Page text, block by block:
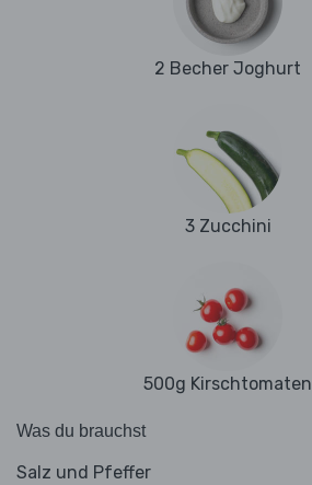
2 Becher Joghurt
3 Zucchini
500g Kirschtomaten
Was du brauchst
Salz und Pfeffer